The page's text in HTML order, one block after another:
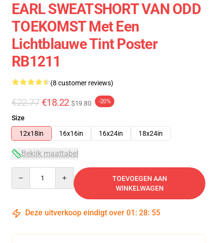
EARL SWEATSHORT VAN ODD
TOEKOMST Met Een
Lichtblauwe Tint Poster
RB1211
(8 customer reviews)
€22.77 €18.22 $19.80 -20%
Size
12x18in
16x16in 16x24in 18x24in
Bekijk maattabel
TOEVOEGEN AAN
WINKELWAGEN
Deze uitverkoop eindigt over 01 : 28: 54